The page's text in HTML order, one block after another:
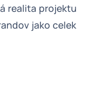
realita projektu
jako celek